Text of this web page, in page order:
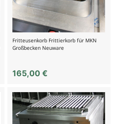
Fritteusenkorb Frittierkorb für MKN
Großbecken Neuware
165,00€